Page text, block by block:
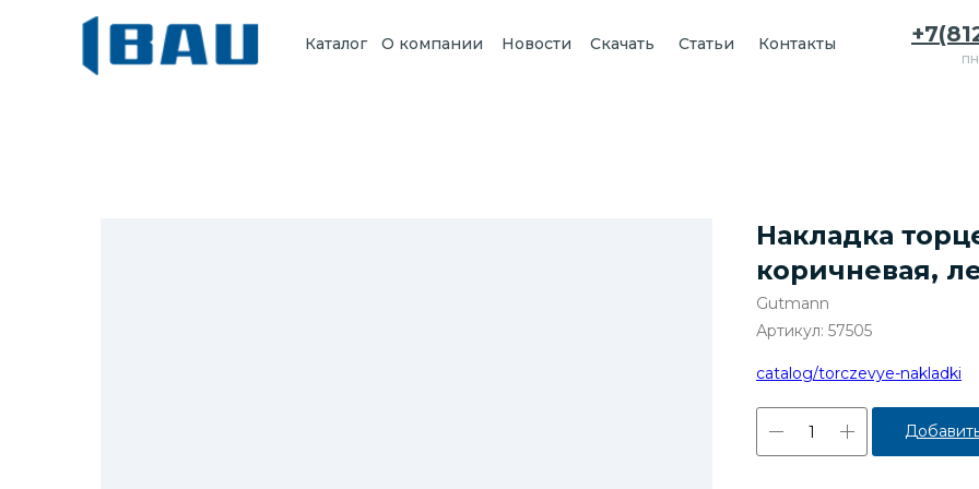
Каталог О компании Новости Статьи Контакты
Скачать
Накладка
коричневая,
Gutmann
Артикул: 57505
catalog/torczevye-nakladki